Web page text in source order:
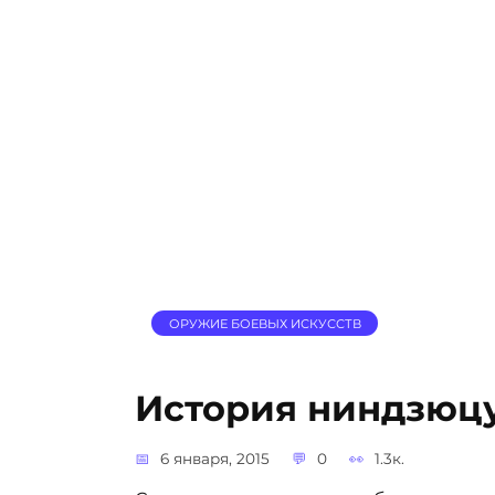
ОРУЖИЕ БОЕВЫХ ИСКУССТВ
История
6 января, 2015 0 1.3к.